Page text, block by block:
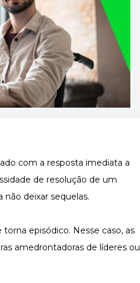
com a resposta imediata a
de resolução de um
deixar sequelas.
episódico. Nesse caso, as
amedrontadoras de líderes ou